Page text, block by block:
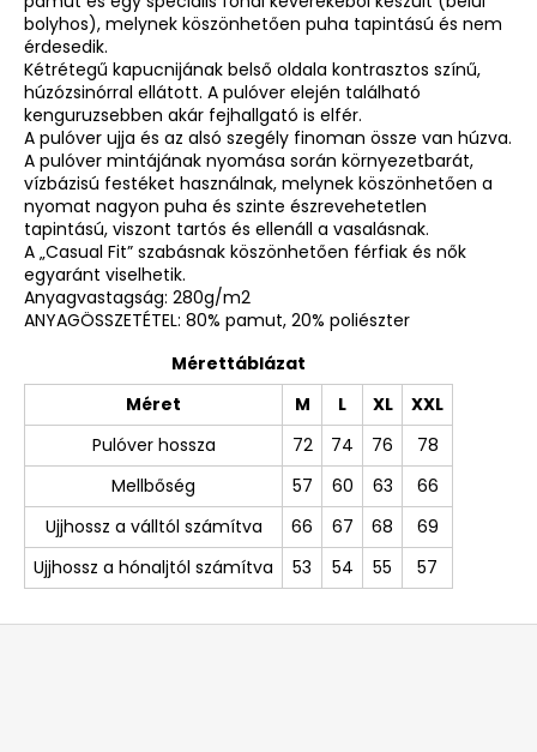
bolyhos), melynek köszönhetően puha tapintású és nem
érdesedik.
Kétrétegű kapucnijának belső oldala kontrasztos színű,
húzózsinórral ellátott. A pulóver elején található
kenguruzsebben akár fejhallgató is elfér.
A pulóver ujja és az alsó szegély finoman össze van húzva.
A pulóver mintájának nyomása során környezetbarát,
vízbázisú festéket használnak, melynek köszönhetően a
nyomat nagyon puha és szinte észrevehetetlen
tapintású, viszont tartós és ellenáll a vasalásnak.
A „Casual Fit” szabásnak köszönhetően férfiak és nők
egyaránt viselhetik.
Anyagvastagság: 280g/m2
ANYAGÖSSZETÉTEL: 80% pamut, 20% poliészter
Mérettáblázat
Méret
M L XL
XXL
Pulóver hossza
72 74 76
78
Mellbőség
57 60 63
66
Ujjhossz a válltól számítva
66 67 68
69
Ujjhossz a hónaljtól számítva
53 54 55 57
L